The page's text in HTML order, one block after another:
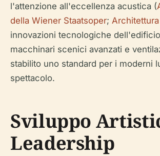
l'attenzione all'eccellenza acustica (
della Wiener Staatsoper;
innovazioni tecnologiche
macchinari scenici avanzati e
stabilito uno standard per i moderni
spettacolo.
Sviluppo
Leadership